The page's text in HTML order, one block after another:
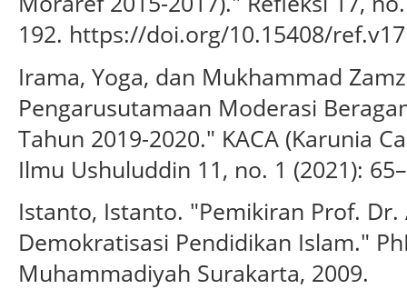
192. https://doi.org/10.15408/
Irama, Yoga, dan Mukhammad
Pengarusutamaan Moderasi
Tahun 2019-2020." KACA (Karunia
Ilmu Ushuluddin 11, no. 1 (2021):
Istanto, Istanto. "Pemikiran Prof.
Demokratisasi Pendidikan Islam."
Muhammadiyah Surakarta, 2009.